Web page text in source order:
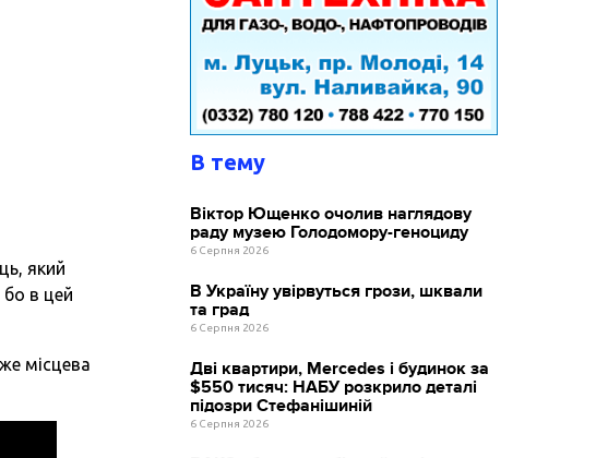
який
бо в цей
місцева
В тему
Віктор Ющенко очолив наглядову
раду музею Голодомору-геноциду
6 Серпня 2026
В Україну увірвуться грози, шквали
та град
6 Серпня 2026
Дві квартири, Mercedes і будинок за
$550 тисяч: НАБУ розкрило деталі
підозри Стефанішиній
6 Серпня 2026